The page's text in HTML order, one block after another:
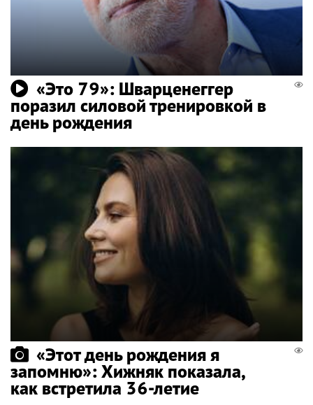
«Это 79»: Шварценеггер
поразил силовой тренировкой в ​​
день рождения
«Этот день рождения я
запомню»: Хижняк показала,
как встретила 36-летие